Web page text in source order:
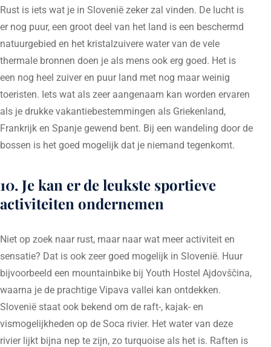
Rust is iets wat je in Slovenië zeker zal vinden. De lucht is
er nog puur, een groot deel van het land is een beschermd
natuurgebied en het kristalzuivere water van de vele
thermale bronnen doen je als mens ook erg goed. Het is
een nog heel zuiver en puur land met nog maar weinig
toeristen. Iets wat als zeer aangenaam kan worden ervaren
als je drukke vakantiebestemmingen als Griekenland,
Frankrijk en Spanje gewend bent. Bij een wandeling door de
bossen is het goed mogelijk dat je niemand tegenkomt.
10. Je kan er de leukste sportieve
activiteiten ondernemen
Niet op zoek naar rust, maar naar wat meer activiteit en
sensatie? Dat is ook zeer goed mogelijk in Slovenië. Huur
bijvoorbeeld een mountainbike bij Youth Hostel Ajdovščina,
waarna je de prachtige Vipava vallei kan ontdekken.
Slovenië staat ook bekend om de raft-, kajak- en
vismogelijkheden op de Soca rivier. Het water van deze
rivier lijkt bijna nep te zijn, zo turquoise als het is. Raften is